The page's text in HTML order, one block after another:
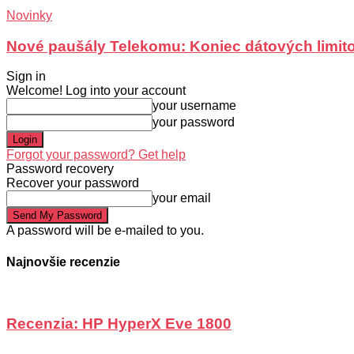
Novinky
Nové paušály Telekomu: Koniec dátových
Sign in
Welcome! Log into your account
your username
your password
Forgot your password? Get help
Password recovery
Recover your password
your email
A password will be e-mailed to you.
Najnovšie recenzie
Recenzia: HP HyperX Eve 1800